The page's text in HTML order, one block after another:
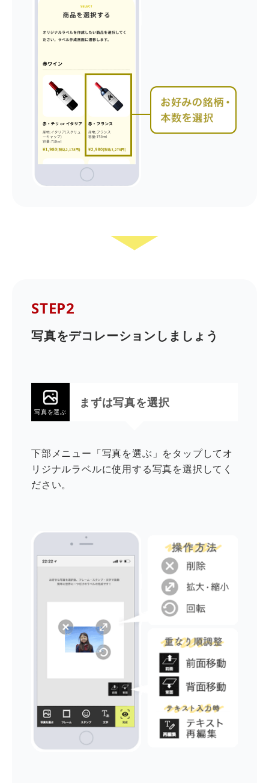
STEP2
写真をデコレーションしましょう
写真を選ぶ
まずは写真を選択
下部メニュー「写真を選ぶ」をタップしてオ
リジナルラベルに使用する写真を選択してく
ださい。